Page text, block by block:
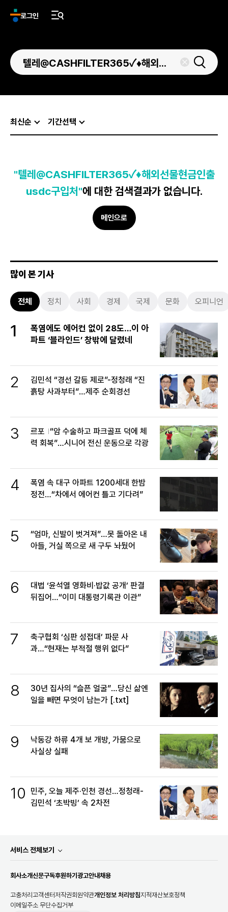
로그인
최신순 기간선택
"텔레@CASHFILTER365✓♦해외선물현금인출
usdc구입처"에 대한 검색결과가 없습니다.
메인으로
많이 본 기사
전체 정치 사회 경제 국제 문화 오피니언
1
폭염에도 에어컨 없이 28도…이 아
파트 ‘블라인드’ 창밖에 달렸네
2
김민석 “경선 갈등 제로”-정청래 “진
흙탕 사과부터”…제주 순회경선
3 르포 “암 수술하고 파크골프 덕에 체
력 회복”…시니어 전신 운동으로 각광
4
폭염 속 대구 아파트 1200세대 한밤
정전…“차에서 에어컨 틀고 기다려”
5
“엄마, 신발이 벗겨져”…못 돌아온 내
아들, 거실 쪽으로 새 구두 놔뒀어
6
대법 ‘윤석열 영화비·밥값 공개’ 판결
뒤집어…“이미 대통령기록관 이관”
7
축구협회 ‘심판 성접대’ 파문 사
과…“현재는 부적절 행위 없다”
8
30년 집사의 “슬픈 얼굴”…당신 삶엔
일을 빼면 무엇이 남는가 [.txt]
9
낙동강 하류 4개 보 개방, 가뭄으로
사실상 실패
10
민주, 오늘 제주·인천 경선…정청래-
김민석 ‘초박빙’ 속 2차전
서비스 전체보기
회사소개신문구독후원하기 광고안내채용
고충처리 고객센터저작권회원약관개인정보 처리방침지적재산보호정책
이메일주소 무단수집거부